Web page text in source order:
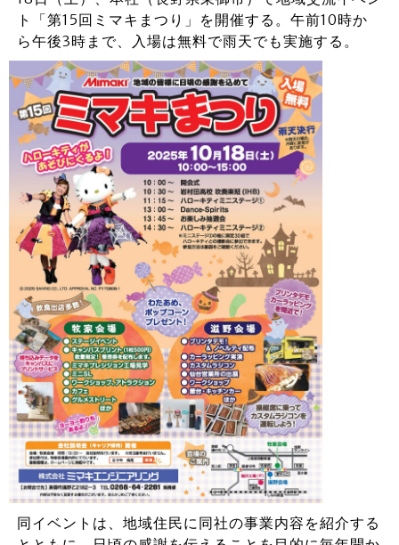
ト「第15回ミマキまつり」を開催する。午前10時か
ら午後3時まで、入場は無料で雨天でも実施する。
同イベントは、地域住民に同社の事業内容を紹介する